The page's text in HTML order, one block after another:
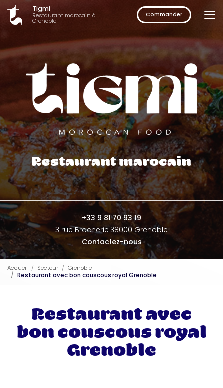
contenu
Tigmi
Restaurant marocain à
Grenoble
Commander
Restaurant marocain
+33 9 81 70 93 19
3 rue Brocherie 38000 Grenoble
Contactez-nous
Accueil Secteur
Grenoble
Restaurant avec bon couscous royal Grenoble
Restaurant avec
bon couscous royal
Grenoble